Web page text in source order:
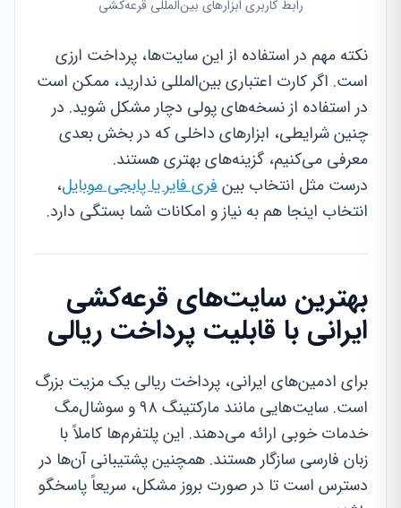
رابط کاربری ابزارهای بین‌المللی قرعه‌کشی
نکته مهم در استفاده از این سایت‌ها، پرداخت ارزی
است. اگر کارت اعتباری بین‌المللی ندارید، ممکن است
در استفاده از نسخه‌های پولی دچار مشکل شوید. در
چنین شرایطی، ابزارهای داخلی که در بخش بعدی
معرفی می‌کنیم، گزینه‌های بهتری هستند.
درست مثل انتخاب بینفری فایر یا پابجی موبایل،
انتخاب اینجا هم به نیاز و امکانات شما بستگی دارد.
بهترین سایت‌های قرعه‌کشی
ایرانی با قابلیت پرداخت ریالی
برای ادمین‌های ایرانی، پرداخت ریالی یک مزیت بزرگ
است. سایت‌هایی مانند مارکتینگ ۹۸ و سوشال‌مگ
خدمات خوبی ارائه می‌دهند. این پلتفرم‌ها کاملاً با
زبان فارسی سازگار هستند. همچنین پشتیبانی آن‌ها در
دسترس است تا در صورت بروز مشکل، سریعاً پاسخگو